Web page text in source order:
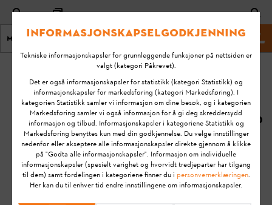
Meny STIHL Nettsted
KA-01090
Hvordan kan jeg
autorisere flere
medarbeidere?
STIHL connected
Sist
endret:
14.08.2020
How To & Tips
Informasjonskapselgodkjenning
Tekniske informasjonskapsler for grunnleggende funksjoner på nettsiden er
valgt (kategori Påkrevet).
Det er også informasjonskapsler for statistikk (kategori Statistikk) og
informasjonskapsler for markedsføring (kategori Markedsføring). I
kategorien Statistikk samler vi informasjon om dine besøk, og i kategorien
Markedsføring samler vi også informasjon for å gi deg skreddersydd
informasjon og tilbud. Informasjonskapsler i kategoriene Statistikk og
Markedsføring benyttes kun med din godkjennelse. Du velge innstillinger
nedenfor eller akseptere alle informasjonskapsler direkte gjennom å klikke
på "Godta alle informasjonskapsler". Informasjon om individuelle
informasjonskapsler (spesielt varighet og hvorvidt tredjeparter har tilgang
til dem) samt fordelingen i kategoriene finner du i personvernerklæringen.
Her kan du til enhver tid endre innstillingene om informasjonskapsler.